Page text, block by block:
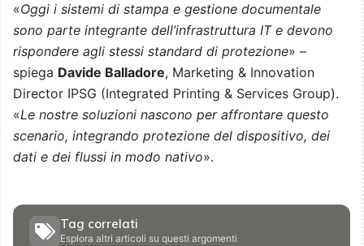
«Oggi i sistemi di stampa e gestione documentale
sono parte integrante dell’infrastruttura IT e devono
rispondere agli stessi standard di protezione» –
spiega Davide Balladore, Marketing & Innovation
Director IPSG (Integrated Printing & Services Group).
«Le nostre soluzioni nascono per affrontare questo
scenario, integrando protezione del dispositivo, dei
dati e dei flussi in modo nativo».
Tag correlati
Esplora altri articoli su questi argomenti